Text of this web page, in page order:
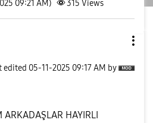
09:21 AM) 315 Views
edited ‎05-11-2025 09:17 AM by
ARKADAŞLAR HAYIRLI